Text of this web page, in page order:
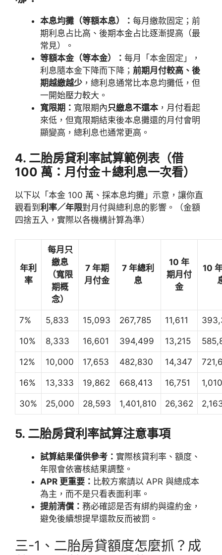
本息均攤（等額本息）： 每月繳款固定；前
期利息占比高、後期本金占比逐漸提高（最
常見）。
等額本金（等本金）： 每月「本金固定」，
利息隨本金下降而下降； 前期月付較高、後
期越繳越少 ，總利息通常比本息均攤低，但
一開始壓力較大。
寬限期： 寬限期內只繳息不還本 ，月付看起
來低，但寬限期結束後本息攤還的月付會明
顯變高，總利息也通常更高。
4. 二胎房貸利率試算範例表（借
100 萬：月付金＋總利息一次看）
以下以「本金 100 萬、採本息均攤」示意，讓你直
觀看到 利率／年限對月付與總利息的影響。（金額
四捨五入，實際以各機構計算為準）
年利
率
每月只
繳息
（寬限
期概
念）
7 年期
月付金
7 年總利
息
10 年
期月付
金
10
7% 5,833 15,093 267,785 11,611
10% 8,333 16,601 394,499 13,215
12% 10,000 17,653 482,830 14,347
16% 13,333 19,862 668,413 16,751
30% 25,000 28,593 1,401,810 26,362
5. 二胎房貸利率試算注意事項
試算結果僅供參考： 實際核貸利率、額度、
年限會依審核結果調整。
APR 更重要： 比較方案請以 APR 與總成本
為主，而不是只看表面利率。
提前清償： 務必確認是否有綁約與違約金，
避免後續想提早還款反而被罰。
三-1、二胎房貸額度怎麼抓？成